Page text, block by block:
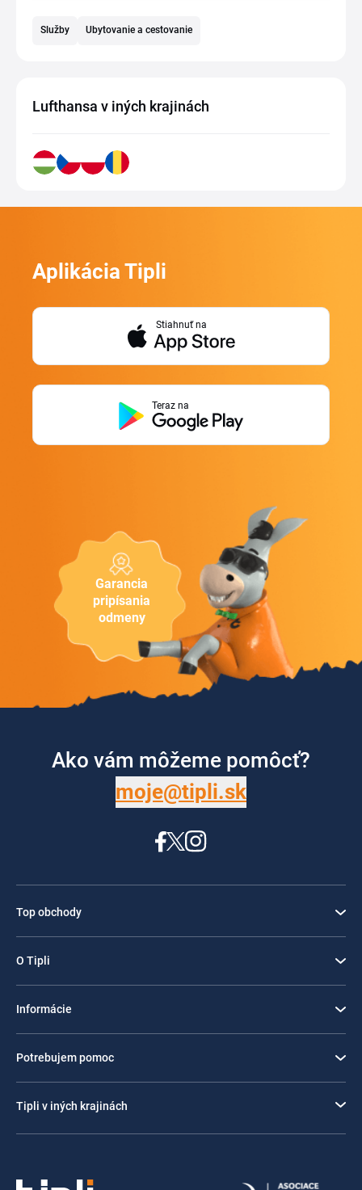
Služby Ubytovanie a cestovanie
Lufthansa v iných krajinách
Garancia
pripísania
odmeny
Aplikácia Tipli
Stiahnuť na
Teraz na
Ako vám môžeme pomôcť?
moje@tipli.sk
Top obchody
O Tipli
Informácie
Potrebujem pomoc
Tipli v iných krajinách